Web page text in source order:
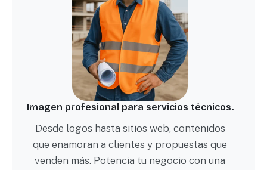
Imagen profesional para servicios técnicos.
Desde logos hasta sitios web, contenidos
que enamoran a clientes y propuestas que
venden más. Potencia tu negocio con una